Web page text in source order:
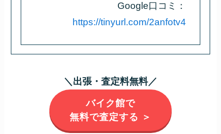
Google口コミ：
https://tinyurl.com/2anfotv4
＼出張・査定料無料／
バイク館で
無料で査定する ＞